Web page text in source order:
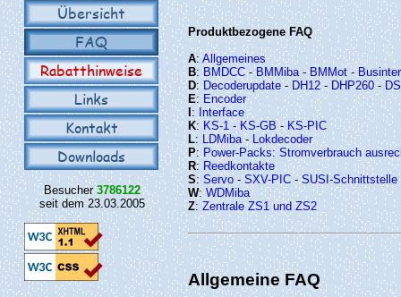
Übersicht
FAQ
Rabatthinweise
Links
Kontakt
Downloads
Besucher3786122
seit dem 23.03.2005
Produktbezogene FAQ
A:Allgemeines
B:BMDCC-BMMiba- BMMot-
D:Decoderupdate- DH12- DHP260-
E: Encoder
: Interface
K: KS-1- KS-GB -KS-PIC
L: LDMiba- Lokdecoder
P: Power-Packs: Stromverbrauch
R: Reedkontakte
S: Servo-SXV-PIC-SUSI-Schnittstelle
W:WDMiba
Z: Zentrale ZS1 und ZS2
Allgemeine FAQ